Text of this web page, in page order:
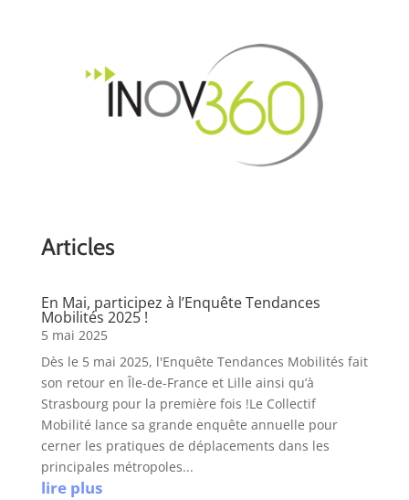
Articles
En Mai, participez à l’Enquête Tendances
Mobilités 2025 !
5 mai 2025
Dès le 5 mai 2025, l'Enquête Tendances Mobilités fait
son retour en Île-de-France et Lille ainsi qu’à
Strasbourg pour la première fois !Le Collectif
Mobilité lance sa grande enquête annuelle pour
cerner les pratiques de déplacements dans les
principales métropoles...
lire plus